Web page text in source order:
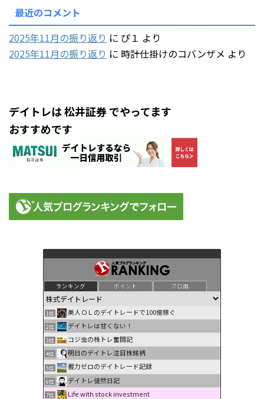
最近のコメント
2025年11月の振り返り に ぴ１ より
2025年11月の振り返り に 時計仕掛けのコバンザメ より
デイトレは 松井証券 でやってます
おすすめです
ランキング ポイント ブロ画
1位 美人ＯＬのデイトレードで100億稼ぐ
2位 デイトレは甘くない！
3位 コジ虫の株トレ奮闘記
4位 明日のデイトレ注目株銘柄
5位 握力ゼロのデイトレード記録
6位 デイトレ徒然日記
7位 Life with stock investment